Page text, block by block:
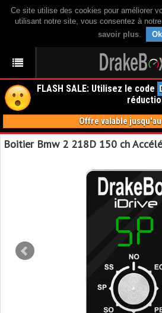
Ce site utilise des cookies pour améliorer
utilisant notre site, vous consentez à
savoir plus. Ok
FLASH SALE: Utilisez le code
Offre valable
Boitier Bmw 2 218D 150 ch